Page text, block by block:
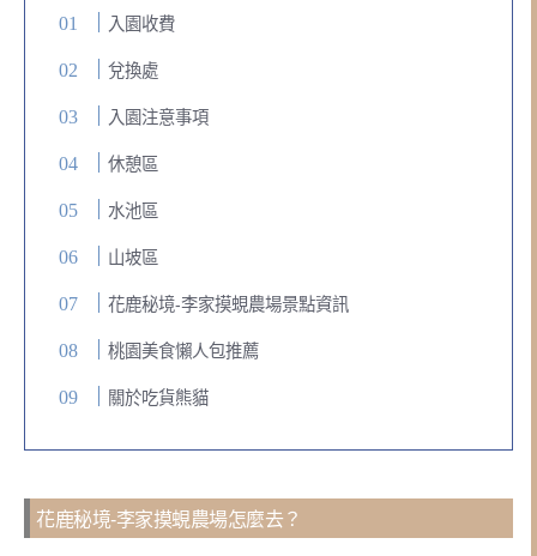
入園收費
兌換處
入園注意事項
休憩區
水池區
山坡區
花鹿秘境-李家摸蜆農場景點資訊
桃園美食懶人包推薦
關於吃貨熊貓
花鹿秘境-李家摸蜆農場怎麼去？